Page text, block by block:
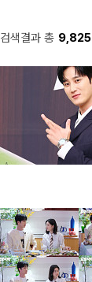
검색결과 총 9,825